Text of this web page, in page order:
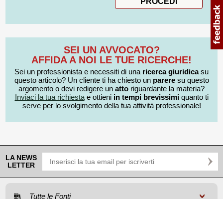
SEI UN AVVOCATO?
AFFIDA A NOI LE TUE RICERCHE!
Sei un professionista e necessiti di una ricerca giuridicasu
questo articolo? Un cliente ti ha chiesto un pareresu questo
argomento o devi redigere un atto riguardante la materia?
Inviaci la tua richiestae ottieni in tempi brevissimiquanto ti
serve per lo svolgimento della tua attività professionale!
LA NEWS
LETTER
Tutte le Fonti